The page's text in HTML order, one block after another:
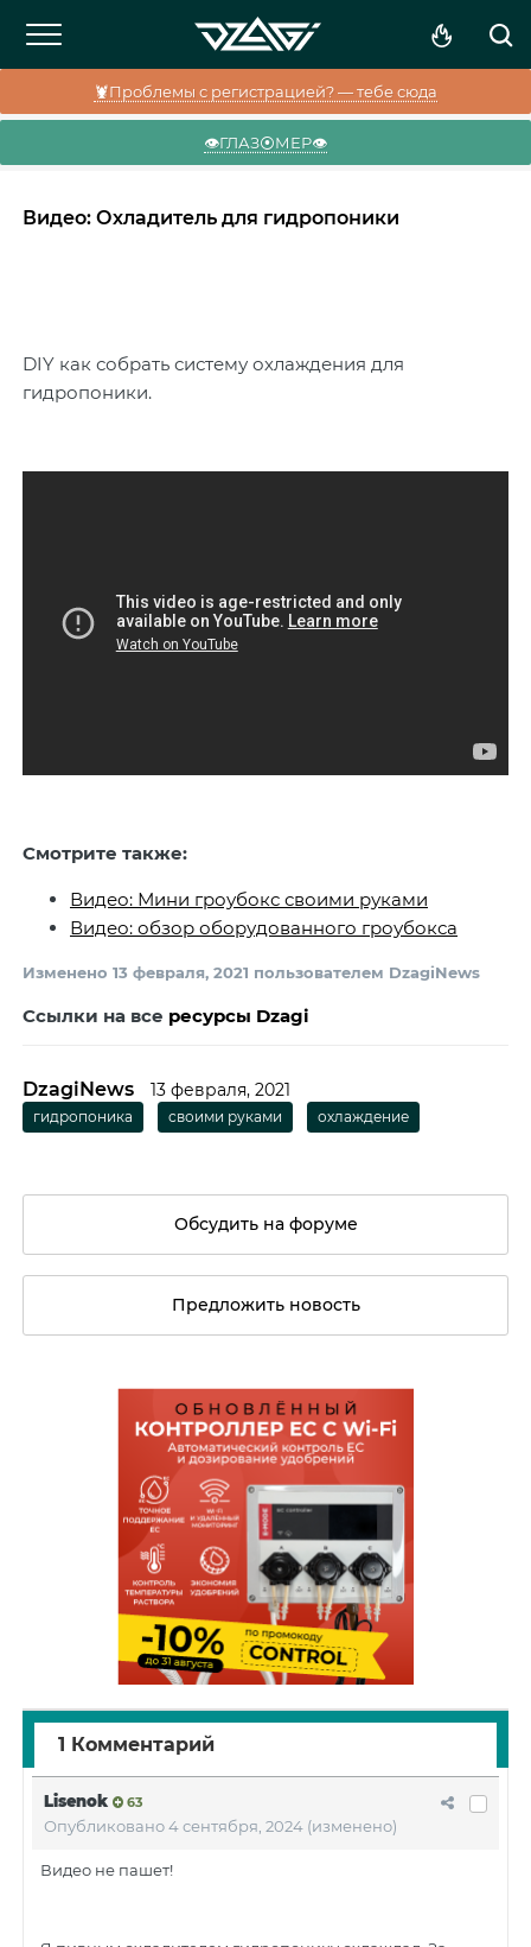
🦞Проблемы с регистрацией? — тебе сюда
👁️ГЛАЗ⦿МЕР👁️
Видео: Охладитель для гидропоники
DIY как собрать систему охлаждения для
гидропоники.
Смотрите также:
Видео: Мини гроубокс своими руками
Видео: обзор оборудованного гроубокса
Изменено 13 февраля, 2021 пользователем DzagiNews
Ссылки на все ресурсы Dzagi
DzagiNews 13 февраля, 2021
гидропоника своими руками охлаждение
Обсудить на форуме
Предложить новость
1 Комментарий
Lisenok 63
Опубликовано4 сентября, 2024 (изменено)
Видео не пашет!